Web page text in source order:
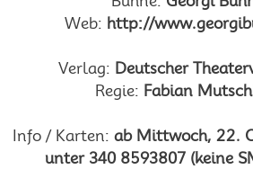
Web: http://
Verlag: Deutscher
Regie: Fabian
Info / Karten: ab Mittwoch, 22.
unter 340 8593807 (keine